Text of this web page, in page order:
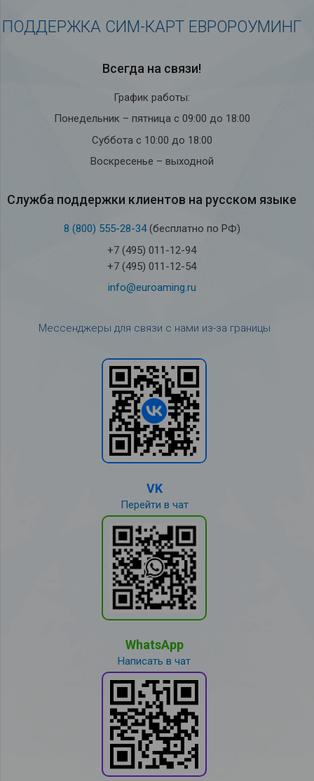
ПОДДЕРЖКА СИМ-КАРТ ЕВРОРОУМИНГ
Всегда на связи!
График работы:
Понедельник – пятница с 09:00 до 18:00
Суббота с 10:00 до 18:00
Воскресенье – выходной
Служба под­держки кли­ен­тов на рус­ском языке
8 (800) 555-28-34(бесплатно по РФ)
+7 (495) 011-12-94
+7 (495) 011-12-54
info@euroaming.ru
Мессенджеры для связи с нами из-за границы
VK
Перейти в чат
WhatsApp
Написать в чат